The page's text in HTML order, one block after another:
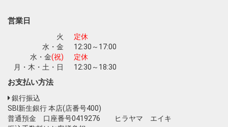
営業日
火
定休
水・金
12:30～17:00
水・金(祝)
定休
月・木・土・日
12:30～18:30
お支払い方法
銀行振込
SBI新生銀行 本店(店番号400)
普通預金 口座番号0419276 ヒラヤマ エイキ